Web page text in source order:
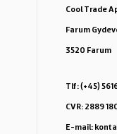
Cool Trade
Farum
3520 Farum
Tlf: (+45)
CVR: 2889
E-mail: